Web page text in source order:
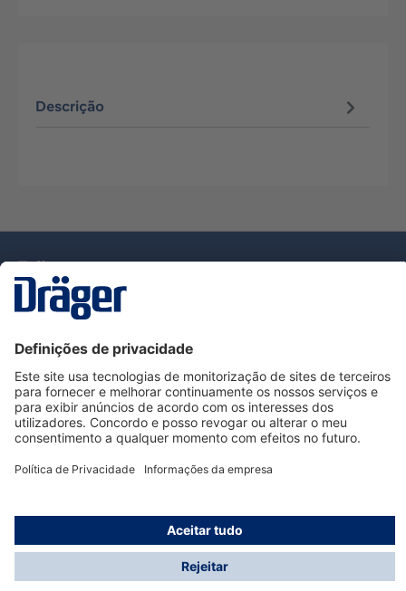
Descrição
Serviço de Apoio ao Cliente Dräger
Utilização da loja
Informações
© Dräger Portugal, Lda, 2024
* Todos os preços excl. IVA mais
possíveis taxas de entrega, se não for indicado o